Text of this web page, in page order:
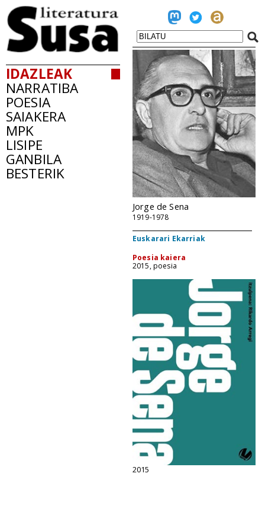
IDAZLEAK
NARRATIBA
POESIA
SAIAKERA
MPK
LISIPE
GANBILA
BESTERIK
Jorge de Sena
1919-1978
Euskarari Ekarriak
Poesia kaiera
2015, poesia
2015